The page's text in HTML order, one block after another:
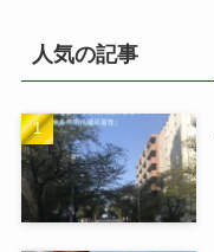
人気の記事